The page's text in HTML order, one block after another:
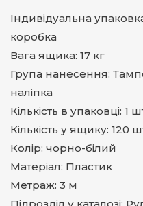
Індивідуальна
коробка
Вага ящика: 17 кг
Група нанесення:
наліпка
Кількість в упаковці: 1
Кількість у ящику: 120
Колір: чорно-білий
Матеріал: Пластик
Метраж: 3 м